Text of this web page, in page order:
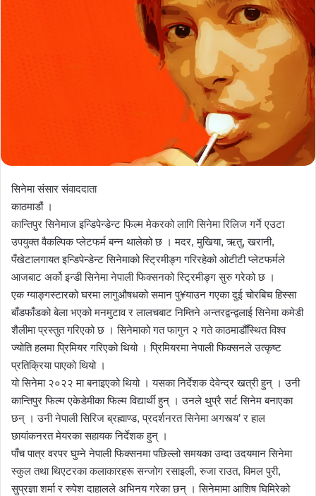
सिनेमा संसार संवाददाता
काठमाडौं ।
कान्तिपुर सिनेमाज इन्डिपेन्डेन्ट फिल्म मेकरको लागि सिनेमा रिलिज गर्ने एउटा
उपयुक्त वैकल्पिक प्लेटफर्म बन्न थालेको छ । मदर, मुखिया, ऋतु, खरानी,
पँखेटालगायत इन्डिपेन्डेन्ट सिनेमाको स्ट्रिमीङ्ग गरिरहेको ओटीटी प्लेटफर्मले
आजबाट अर्को इन्डी सिनेमा नेपाली फिक्सनको स्ट्रिमीङ्ग सुरु गरेको छ ।
एक ग्याङ्गस्टारको घरमा लागुऔषधको समान पु¥याउन गएका दुई चोरबिच हिस्सा
बाँडफाँडको बेला भएको मनमुटाव र लालचबाट निम्तिने अन्तरद्वन्द्वलाई सिनेमा कमेडी
शैलीमा प्रस्तुत गरिएको छ । सिनेमाको गत फागुन २ गते काठमाडौँस्थित विश्व
ज्योति हलमा प्रिमियर गरिएको थियो । प्रिमियरमा नेपाली फिक्सनले उत्कृष्ट
प्रतिक्रिया पाएको थियो ।
यो सिनेमा २०२२ मा बनाइएको थियो । यसका निर्देशक देवेन्द्र खत्री हुन् । उनी
कान्तिपुर फिल्म एकेडेमीका फिल्म विद्यार्थी हुन् । उनले थुप्रै सर्ट सिनेम बनाएका
छन् । उनी नेपाली सिरिज ब्रह्माण्ड, प्रदर्शनरत सिनेमा अगस्त्य’ र हाल
छायांकनरत मेयरका सहायक निर्देशक हुन् ।
पाँच पात्र वरपर घुम्ने नेपाली फिक्सनमा पछिल्लो समयका उम्दा उदयमान सिनेमा
स्कुल तथा थिएटरका कलाकारहरू सन्जोग रसाइली, रुजा राउत, विमल पुरी,
सुप्रज्ञा शर्मा र रुपेश दाहालले अभिनय गरेका छन् । सिनेमामा आशिष घिमिरेको